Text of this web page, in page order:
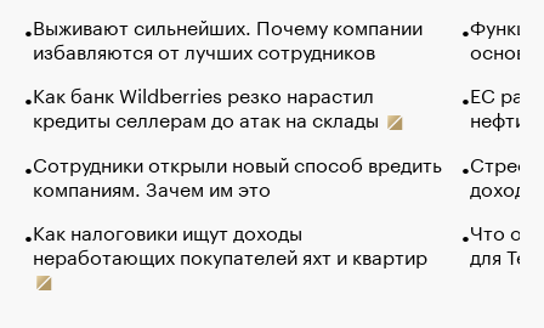
Выживают сильнейших. Почему компании
избавляются от лучших сотрудников
Как банк Wildberries резко нарастил
кредиты селлерам до атак на склады
Сотрудники открыли новый способ вредить
компаниям. Зачем им это
Как налоговики ищут доходы
неработающих покупателей яхт и квартир
основ
ЕС
нефти
Что
для